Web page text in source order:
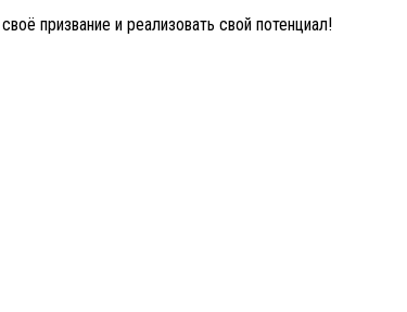
призвание и реализовать свой потенциал!